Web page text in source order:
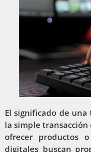
El significado de
la simple transacción
ofrecer productos
digitales buscan